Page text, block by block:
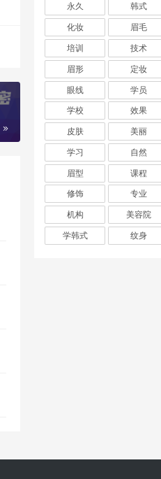
永久 韩式
化妆
眉毛
培训
技术
眉形
定妆
眼线
学员
学校
效果
皮肤
美丽
学习
自然
眉型
课程
修饰
专业
机构
美容院
学韩式
纹身